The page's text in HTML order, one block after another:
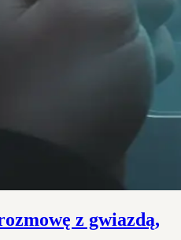
z gwiazdą,